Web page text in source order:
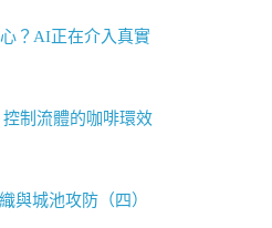
？AI正在介入真實
制流體的咖啡環效
與城池攻防（四）